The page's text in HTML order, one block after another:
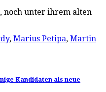
noch unter ihrem alten
, Marius Petipa, Martin
Kandidaten als neue